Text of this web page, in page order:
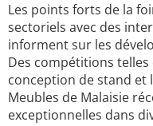
Les points forts de la
sectoriels avec des
informent sur les
Des compétitions
conception de stand et
Meubles de Malaisie
exceptionnelles dans